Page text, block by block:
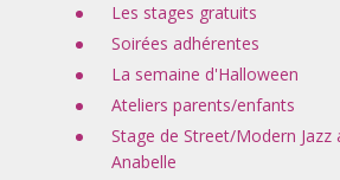
Les stages gratuits
Soirées adhérentes
La semaine d'Halloween
Ateliers parents/enfants
Stage de Street/Modern Jazz
Anabelle